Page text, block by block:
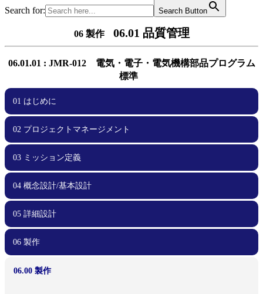
Search for: Search Button
06 製作 06.01 品質管理
06.01.01 : JMR-012 電気・電子・電気機構部品プログラム
標準
01 はじめに
01.00 はじめに
02 プロジェクトマネージメント
02.00 プロジェクトマネージメント
02.01 スケジュール管理
02.02 チーム体制
02.03 効率化
02.04 周波数調整・電波免許
02.05 安全要求への適合
02.06 文書管理
02.07 不具合管理
02.08 外部ステークホルダとの関係
02.09 資金計画
03 ミッション定義
03.00 ミッション定義
03.01 実現性
03.02 サクセスクライテリア
03.03 ミッションシナリオ
03.04 リスク管理
04 概念設計/基本設計
04.00 概念設計/基本設計
04.01 要求管理
04.02 過去のプロジェクトの教訓の反映
04.03 安全要求適合性確認
04.04 検証計画
05 詳細設計
05.00 詳細設計
05.01 部品・コンポーネント選択
05.02 リスク管理、FTA、FMEA
05.03 死なない衛星を心がける
05.04 過剰な保護機能を避ける
05.05 設計変更時の留意点
05.06 運用しやすい衛星設計
05.07 試験しやすい、製造しやすい衛星設計
05.08 設計根拠の理解
05.09 フライトモデルに移行する前に
05.10 安全要求適合性確認
06 製作
06.00 製作